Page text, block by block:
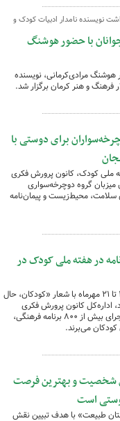
نویسنده نامدار ادبیات کودک و
با حضور هوشنگ
هوشنگ مرادی‌کرمانی، نویسنده
برای دوستی با
ملی کودک، کانون پرورش فکری
میزبان گروه دوچرخه‌سواری
سلامت، محیط‌زیست و پیمان‌نامه
بیش از ۸۰۰ برنامه در هفته ملی کودک در
در هفته ملی کودک که از ۱۵ تا ۲۱ مهرماه با شعار «کودکان، حال
اداره‌کل کانون پرورش فکری
کودکان و نوجوانان استان کرمان و دستگاه‌های مختلف با اجرای بیش از ۸۰۰ برنامه فرهنگی،
می‌برند.
شخصیت و بهترین فرصت
است
طبیعت» با هدف تبیین نقش